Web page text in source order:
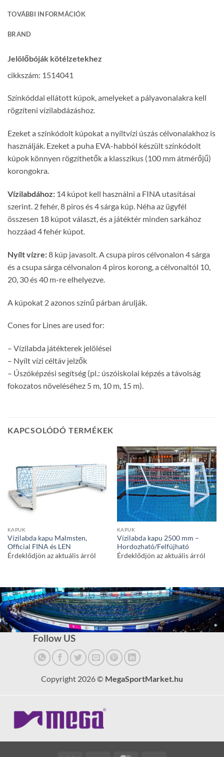
TOVÁBBI INFORMÁCIÓK
BRAND
Jelölőbóják kötélzetekhez
cikkszám: 1514041
Színkóddal ellátott kúpok, amelyeket a pályavonalakra kell
rögzíteni vízilabdázáshoz.
Ezeket a színkódolt kúpokat a nyíltvízi úszás célvonalakhoz is
használják. Ezeket a puha EVA-habból készült színkódolt
kúpok könnyen rögzíthetők a klasszikus (100 mm átmérőjű)
korongokra.
Vízilabdához: 14 kúpot kell használni a FINA utasításai
szerint. 2 fehér, 8 piros és 4 sárga kúp. Néha az ügyfél
összesen 18 kúpot választ, és a játéktér minden sarkához
hozzáad 4 fehér kúpot.
Nyílt vízre:8 kúp javasolt. A csupa piros célvonalon 4 sárga
és a csupa sárga célvonalon 4 piros korong, a célvonaltól 10,
20, 30 és 40 m-re elhelyezve.
A kúpokat 2 azonos színű párban árulják.
Cones for Lines are used for:
– Vízilabda játékterek jelölései
– Nyílt vízi céltáv jelzők
– Úszóképzési segítség (pl.: úszóiskolai képzés a távolság
fokozatos növeléséhez 5 m, 10 m, 15 m).
KAPCSOLÓDÓ TERMÉKEK
KAPUK
Vízilabda kapu Malmsten,
Official FINA és LEN
Érdeklődjön az aktuális árról
KAPUK
Vízilabda kapu 2500 mm –
Hordozható/Felfújható
Érdeklődjön az aktuális árról
Follow US
Copyright 2026 © MegaSportMarket.hu